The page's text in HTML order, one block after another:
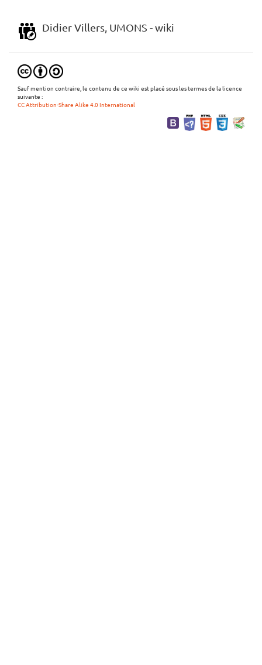
Didier Villers, UMONS - wiki
Sauf mention contraire, le contenu de ce wiki est placé sous les termes de la licence
suivante :
CC Attribution-Share Alike 4.0 International